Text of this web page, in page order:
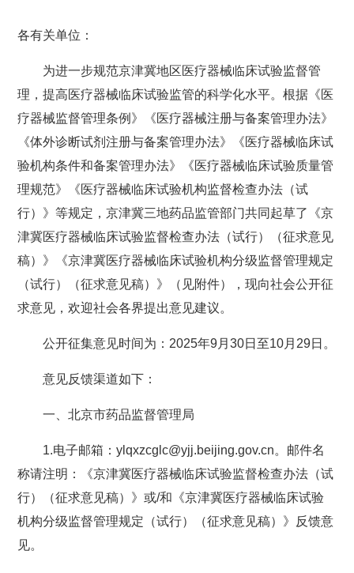
各有关单位：
为进一步规范京津冀地区医疗器械临床试验监督管
理，提高医疗器械临床试验监管的科学化水平。根据《医
疗器械监督管理条例》《医疗器械注册与备案管理办法》
《体外诊断试剂注册与备案管理办法》《医疗器械临床试
验机构条件和备案管理办法》《医疗器械临床试验质量管
理规范》《医疗器械临床试验机构监督检查办法（试
行）》等规定，京津冀三地药品监管部门共同起草了《京
津冀医疗器械临床试验监督检查办法（试行）（征求意见
稿）》《京津冀医疗器械临床试验机构分级监督管理规定
（试行）（征求意见稿）》（见附件），现向社会公开征
求意见，欢迎社会各界提出意见建议。
公开征集意见时间为：2025年9月30日至10月29日。
意见反馈渠道如下：
一、北京市药品监督管理局
1.电子邮箱：ylqxzcglc@yjj.beijing.gov.cn。邮件名
称请注明：《京津冀医疗器械临床试验监督检查办法（试
行）（征求意见稿）》或/和《京津冀医疗器械临床试验
机构分级监督管理规定（试行）（征求意见稿）》反馈意
见。